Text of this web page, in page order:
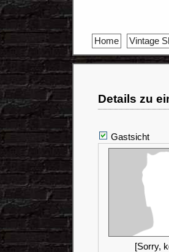
Home Vintage
Details zu
Gastsicht
[Sorry,